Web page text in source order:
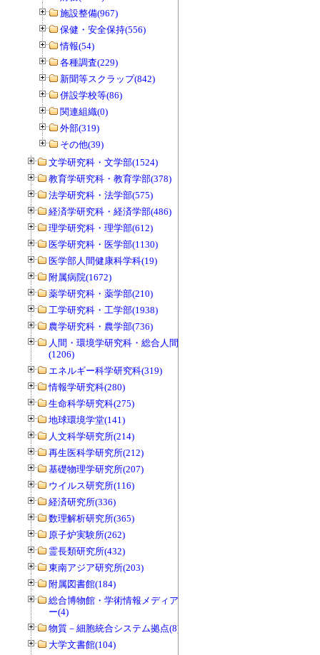
施設整備(967)
保健・安全保持(556)
情報(54)
各種調査(229)
新聞等スクラップ(842)
併設学校等(86)
関連組織(0)
外部(319)
その他(39)
文学研究科・文学部(1524)
教育学研究科・教育学部(378)
法学研究科・法学部(575)
経済学研究科・経済学部(486)
理学研究科・理学部(612)
医学研究科・医学部(1130)
医学部人間健康科学科(19)
附属病院(1672)
薬学研究科・薬学部(210)
工学研究科・工学部(1938)
農学研究科・農学部(736)
人間・環境学研究科・総合人間学部
(1206)
エネルギー科学研究科(319)
情報学研究科(280)
生命科学研究科(275)
地球環境学堂(141)
人文科学研究所(214)
再生医科学研究所(212)
基礎物理学研究所(207)
ウイルス研究所(116)
経済研究所(336)
数理解析研究所(365)
原子炉実験所(262)
霊長類研究所(432)
東南アジア研究所(203)
附属図書館(184)
総合博物館・学術情報メディアセンタ
ー(4)
物質－細胞統合システム拠点(8)
大学文書館(104)